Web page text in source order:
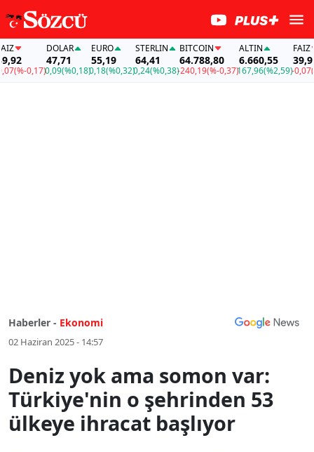
0,17)
DOLAR
47,71
0,09(%0,18)
EURO
55,19
0,18(%0,32)
STERLIN
64,41
0,24(%0,38)
BITCOIN
64.788,80
-240,19(%-0,37)
ALTIN
6.660,55
167,96(%2,59)
FAİZ
39,92
-0,07(%-
Haberler - Ekonomi
02 Haziran 2025 - 14:57
Deniz yok ama somon var:
Türkiye'nin o şehrinden 53
ülkeye ihracat başlıyor